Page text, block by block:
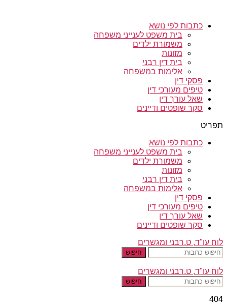
כתבות לפי נושא
בית משפט לענייני משפחה
משמורת ילדים
מזונות
בית דין רבני
אלימות במשפחה
פסקי דין
טיפים מעורכי דין
שאל עורך דין
סקר שופטים ודיינים
תפריט
כתבות לפי נושא
בית משפט לענייני משפחה
משמורת ילדים
מזונות
בית דין רבני
אלימות במשפחה
פסקי דין
טיפים מעורכי דין
שאל עורך דין
סקר שופטים ודיינים
לוח עו"ד, ט.רבני ומגשרים
חיפוש
לוח עו"ד, ט.רבני ומגשרים
חיפוש
404